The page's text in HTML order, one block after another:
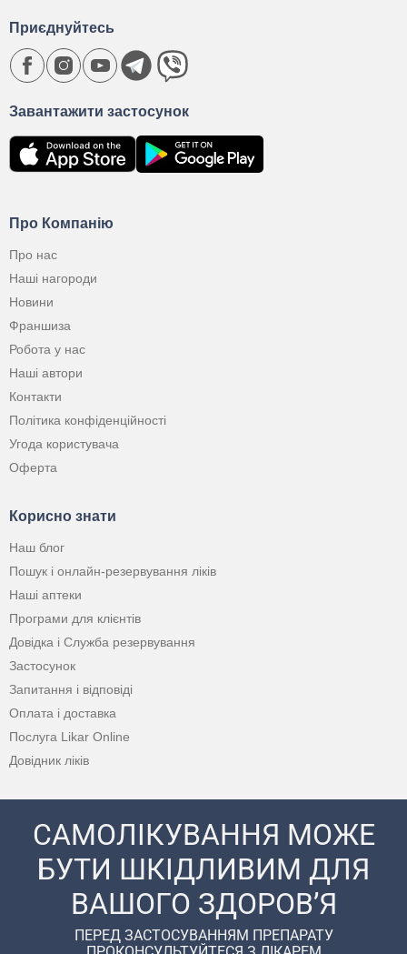
Про Компанію
Про нас
Наші нагороди
Новини
Франшиза
Робота у нас
Наші автори
Контакти
Політика конфіденційності
Угода користувача
Оферта
Корисно знати
Наш блог
Пошук і онлайн-резервування ліків
Наші аптеки
Програми для клієнтів
Довідка і Служба резервування
Застосунок
Запитання і відповіді
Оплата і доставка
Послуга Likar Online
Довідник ліків
Завантажити застосунок
Приєднуйтесь
САМОЛІКУВАННЯ МОЖЕ
БУТИ ШКІДЛИВИМ ДЛЯ
ВАШОГО ЗДОРОВ’Я
ПЕРЕД ЗАСТОСУВАННЯМ ПРЕПАРАТУ